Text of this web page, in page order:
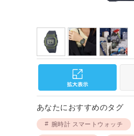
あなたにおすすめのタグ
腕時計 スマートウォッチ